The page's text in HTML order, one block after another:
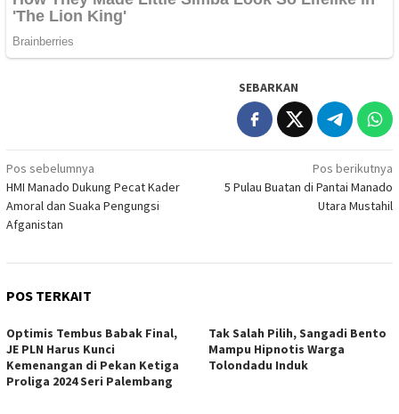
SEBARKAN
Navigasi
pos
Pos sebelumnya
HMI Manado Dukung Pecat Kader
Amoral dan Suaka Pengungsi
Afganistan
Pos berikutnya
5 Pulau Buatan di Pantai Manado
Utara Mustahil
POS TERKAIT
Optimis Tembus Babak Final,
JE PLN Harus Kunci
Kemenangan di Pekan Ketiga
Proliga 2024 Seri Palembang
Tak Salah Pilih, Sangadi Bento
Mampu Hipnotis Warga
Tolondadu Induk